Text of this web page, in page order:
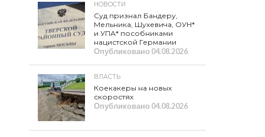
НОВОСТИ
Суд признал Бандеру,
Мельника, Шухевича, ОУН*
и УПА* пособниками
нацистской Германии
Опубликовано04.08.2026
ВЛАСТЬ
Коекакеры на новых
скоростях
Опубликовано04.08.2026